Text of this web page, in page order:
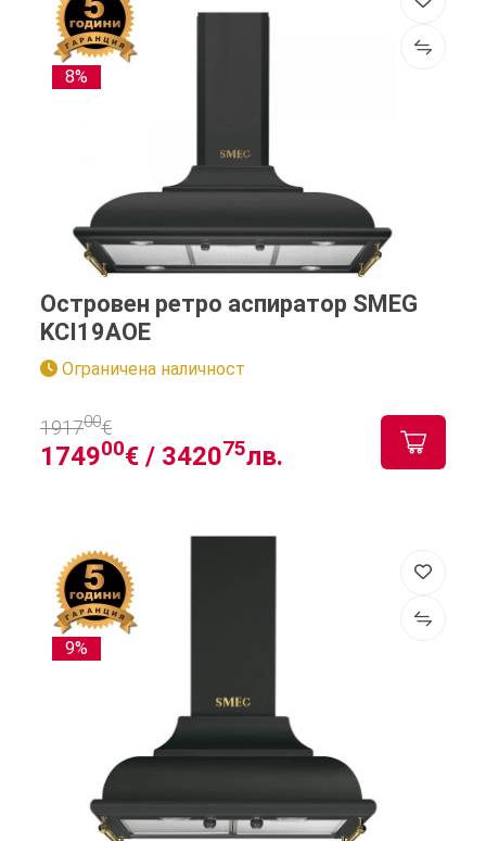
8%
Островен ретро аспиратор SMEG
KCI19AOE
Ограничена наличност
174900€ / 342075лв.
191700€
9%